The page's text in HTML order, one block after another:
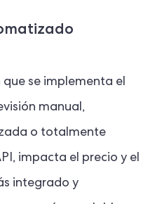
se implementa el
manual,
o totalmente
impacta el precio y el
integrado y